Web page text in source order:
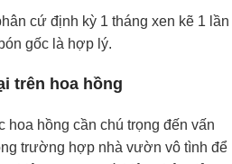
cứ định kỳ 1 tháng xen kẽ 1 lần
gốc là hợp lý.
trên hoa hồng
hoa hồng cần chú trọng đến vấn
trường hợp nhà vườn vô tình để